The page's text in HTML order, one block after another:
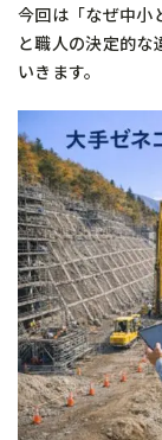
今回は「なぜ中小
と職人の決定的な
いきます。